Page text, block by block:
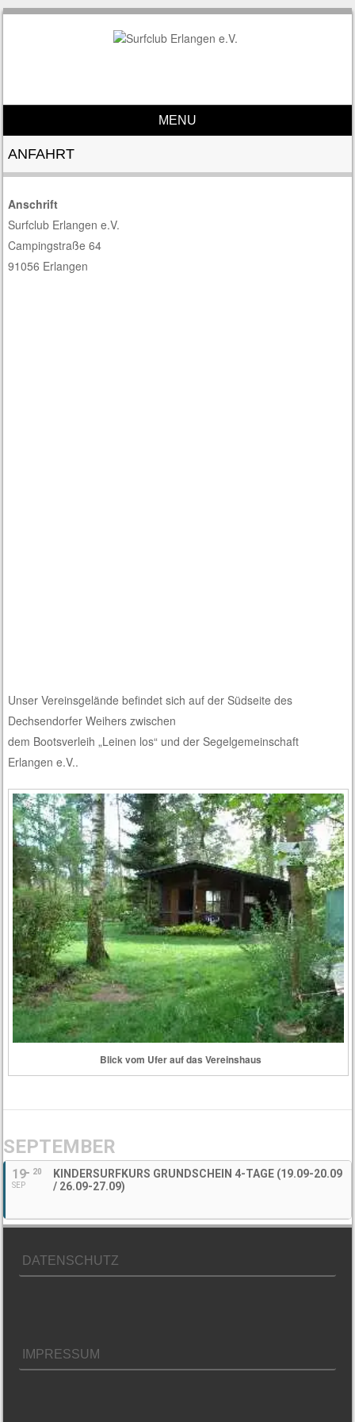
MENU
Skip to content
ANFAHRT
Anschrift
Surfclub Erlangen e.V.
Campingstraße 64
91056 Erlangen
Unser Vereinsgelände befindet sich auf der Südseite des
Dechsendorfer Weihers zwischen
dem Bootsverleih „Leinen los“ und der Segelgemeinschaft
Erlangen e.V..
Blick vom Ufer auf das Vereinshaus
SEPTEMBER
19
SEP
20
KINDERSURFKURS GRUNDSCHEIN 4-TAGE (19.09-20.09
/ 26.09-27.09)
DATENSCHUTZ
IMPRESSUM